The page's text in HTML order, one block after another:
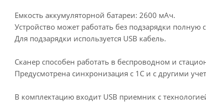
Емкость аккумуляторной батареи: 2600 мАч.
Устройство может работать без подзарядки полную
Для подзарядки используется USB кабель.
Сканер способен работать в беспроводном и
Предусмотрена синхронизация с 1С и с другими
В комплектацию входит USB приемник с